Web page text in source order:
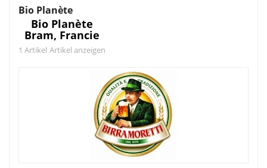
Bio Planète
Bio Planète
Bram, Francie
1 Artikel Artikel anzeigen